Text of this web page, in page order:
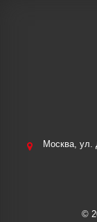
Москва, ул.
©